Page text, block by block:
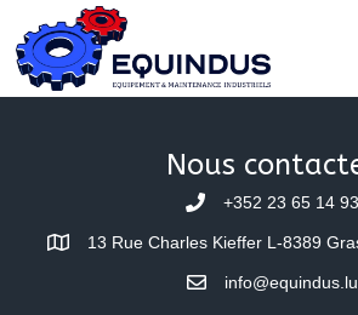
Nous
+352 23 65 14 93
13 Rue Charles Kieffer L-8389
info@equindus.lu